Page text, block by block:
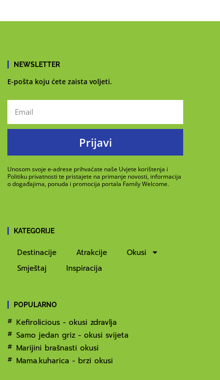
NEWSLETTER
E-pošta koju ćete zaista voljeti.
Prijavi
Unosom svoje e-adrese prihvaćate naše Uvjete korištenja i
Politiku privatnosti te pristajete na primanje novosti, informacija
o događajima, ponuda i promocija portala Family Welcome.
KATEGORIJE
Destinacije Atrakcije
Okusi
Smještaj
Inspiracija
POPULARNO
Kefirolicious - okusi zdravlja
Samo jedan griz - okusi svijeta
Marijini brašnasti okusi
Mama.kuharica - brzi okusi